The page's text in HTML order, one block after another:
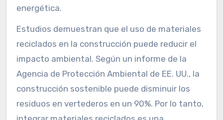
energética.
Estudios demuestran que el uso de materiales
reciclados en la construcción puede reducir el
impacto ambiental. Según un informe de la
Agencia de Protección Ambiental de EE. UU., la
construcción sostenible puede disminuir los
residuos en vertederos en un 90%. Por lo tanto,